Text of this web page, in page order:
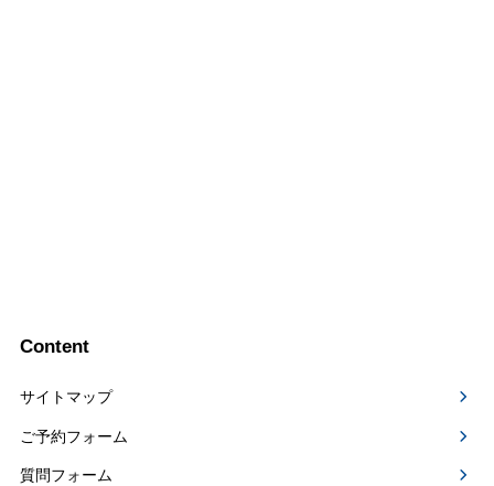
Content
サイトマップ
ご予約フォーム
質問フォーム